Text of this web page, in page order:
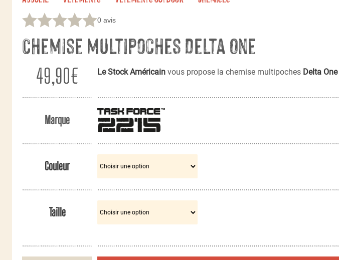
0 avis
Chemise multipoches Delta One
49,90€ Le Stock Américain vous propose la chemise multipoches Delta One
Marque
Couleur
Taille